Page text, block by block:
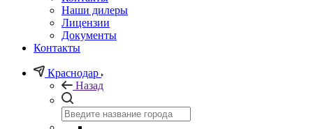
Наши дилеры
Лицензии
Документы
Контакты
Краснодар
Назад